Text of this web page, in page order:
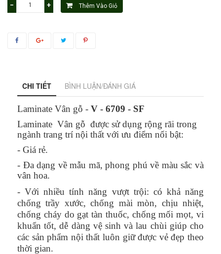
− + Thêm Vào Giỏ
CHI TIẾT BÌNH LUẬN/ĐÁNH GIÁ
Laminate Vân gỗ - V - 6709 - SF
Laminate Vân gỗ được sử dụng rộng rãi trong
ngành trang trí nội thất với ưu điểm nổi bật:
- Giá rẻ.
- Đa dạng về mẫu mã, phong phú về màu sắc và
vân hoa.
- Với nhiều tính năng vượt trội: có khả năng
chống trầy xước, chống mài mòn, chịu nhiệt,
chống cháy do gạt tàn thuốc, chống mối mọt, vi
khuẩn tốt, dễ dàng vệ sinh và lau chùi giúp cho
các sản phẩm nội thất luôn giữ được vẻ đẹp theo
thời gian.